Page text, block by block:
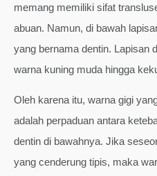
memang memiliki sifat
abuan. Namun, di bawah
yang bernama dentin. Lapisan
warna kuning muda hingga
Oleh karena itu, warna gigi
adalah perpaduan antara
dentin di bawahnya. Jika
yang cenderung tipis, maka